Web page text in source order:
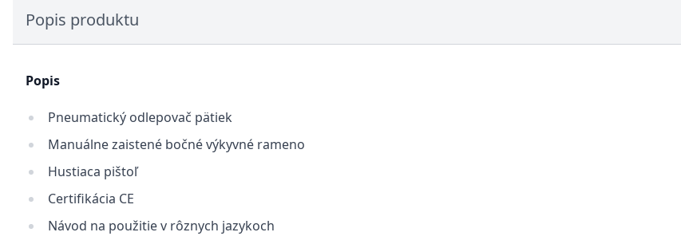
Popis produktu
Popis
Pneumatický odlepovač pätiek
Manuálne zaistené bočné výkyvné rameno
Hustiaca pištoľ
Certifikácia CE
Návod na použitie v rôznych jazykoch